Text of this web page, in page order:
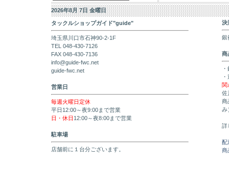
2026年8月 7日 金曜日
タックルショップガイド"guide"
埼玉県川口市石神90-2-1F
TEL 048-430-7126
FAX 048-430-7136
info@guide-fwc.net
guide-fwc.net
営業日
毎週火曜日定休
平日12:00～夜9:00まで営業
日・休日 12:00～夜8:00まで営業
駐車場
店舗前に１台分ございます。
決
銀
商
関
佐
商
み
詳
配
商